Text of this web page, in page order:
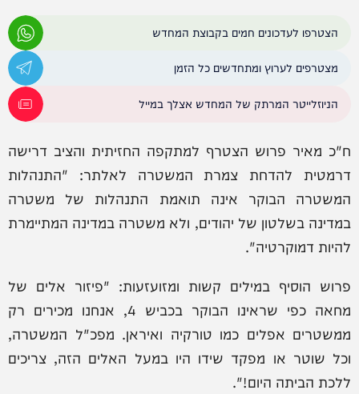
הצטרפו לעדכונים חמים בקבוצת המחדש
מצטרפים לערוץ ומתחדשים כל הזמן
הניוזלייטר המרתק של המחדש אצלך במייל
ח"כ מאיר פרוש הצטרף למתקפה החזיתית והציב דרישה
דרמטית להדחת צמרת המשטרה לאלתר: "התנהלות
המשטרה הבוקר אינה תואמת התנהלות של משטרה
במדינה בשלטון של יהודים, ולא משטרה במדינה המתיימרת
להיות דמוקרטיה".
פרוש הוסיף במילים קשות ומזועזעות: "פיזור אלים של
מחאה כפי שראינו הבוקר בכביש 4, אנחנו מכירים רק
ממשטרים אפלים כמו טורקיה ואיראן. מפכ"ל המשטרה,
וכל שוטר או מפקד שידו היו במעל האלים הזה, צריכים
ללכת הביתה היום!".